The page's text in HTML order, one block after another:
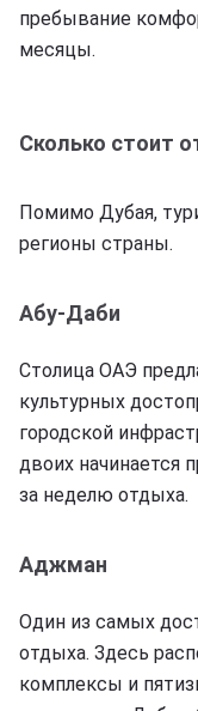
пребывание
месяцы.
Сколько стоит
Помимо Дубая,
регионы страны.
Абу-Даби
Столица ОАЭ
культурных
городской
двоих начинается
за неделю отдыха.
Аджман
Один из самых
отдыха. Здесь
комплексы и